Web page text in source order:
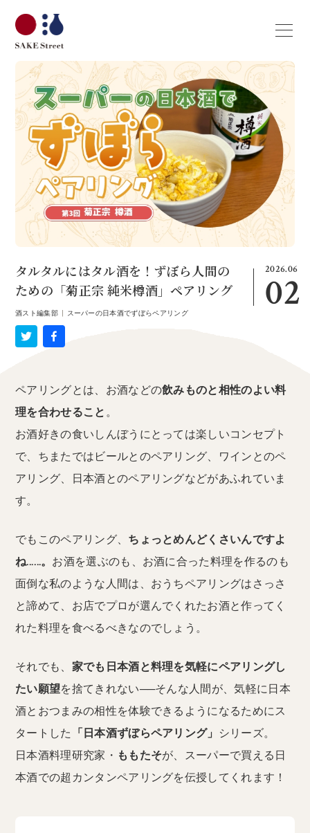
2026.06
02
タルタルにはタル酒を！ずぼら人間の
ための「菊正宗 純米樽酒」ペアリング
酒スト編集部| スーパーの日本酒でずぼらペアリング
ペアリングとは、お酒などの飲みものと相性のよい料
理を合わせること 。
お酒好きの食いしんぼうにとっては楽しいコンセプト
で、ちまたではビールとのペアリング、ワインとのペ
アリング、日本酒とのペアリングなどがあふれていま
す。
でもこのペアリング、 ちょっとめんどくさいんですよ
ね……。 お酒を選ぶのも、お酒に合った料理を作るのも
面倒な私のような人間は、おうちペアリングはさっさ
と諦めて、お店でプロが選んでくれたお酒と作ってく
れた料理を食べるべきなのでしょう。
それでも、 家でも日本酒と料理を気軽にペアリングし
たい願望を捨てきれない──そんな人間が、気軽に日本
酒とおつまみの相性を体験できるようになるためにス
タートした
「日本酒ずぼらペアリング」
シリーズ。
日本酒料理研究家・ ももたそが、スーパーで買える日
本酒での超カンタンペアリングを伝授してくれます！